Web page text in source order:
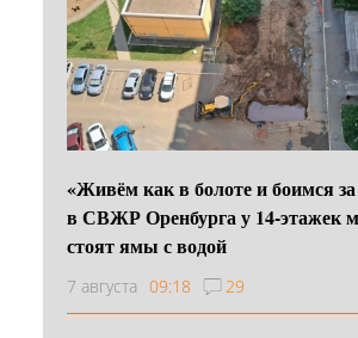
«Живём как в болоте и боимся
в СВЖР Оренбурга у 14-этажек
стоят ямы с водой
7 августа 09:18 29